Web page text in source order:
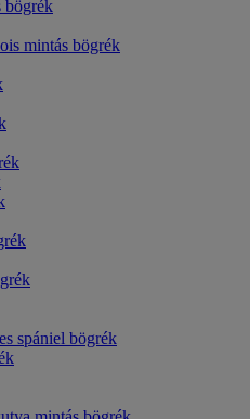
bögrék
mintás bögrék
spániel bögrék